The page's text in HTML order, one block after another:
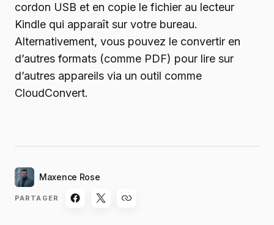
cordon USB et en copie le fichier au lecteur
Kindle qui apparaît sur votre bureau.
Alternativement, vous pouvez le convertir en
d’autres formats (comme PDF) pour lire sur
d’autres appareils via un outil comme
CloudConvert.
Maxence Rose
PARTAGER